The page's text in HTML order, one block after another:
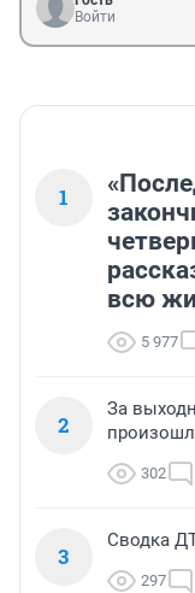
Войти
1
всю
5 977
2
За
302
3
Сводка
297